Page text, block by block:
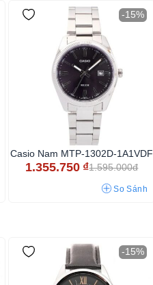
-15%
Casio Nam MTP-1302D-1A1VDF
1.355.750 ₫1.595.000đ
So Sánh
-15%